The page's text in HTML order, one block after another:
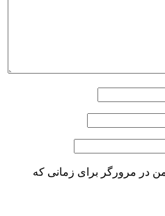
در مرورگر برای زمانی که